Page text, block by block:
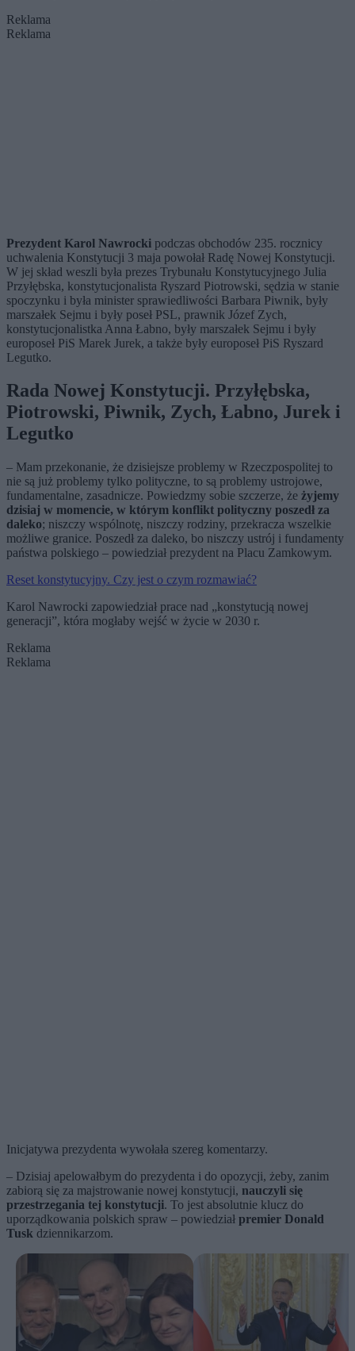
Reklama
Reklama
Prezydent Karol Nawrocki podczas obchodów 235. rocznicy
uchwalenia Konstytucji 3 maja powołał Radę Nowej Konstytucji.
W jej skład weszli była prezes Trybunału Konstytucyjnego Julia
Przyłębska, konstytucjonalista Ryszard Piotrowski, sędzia w stanie
spoczynku i była minister sprawiedliwości Barbara Piwnik, były
marszałek Sejmu i były poseł PSL, prawnik Józef Zych,
konstytucjonalistka Anna Łabno, były marszałek Sejmu i były
europoseł PiS Marek Jurek, a także były europoseł PiS Ryszard
Legutko.
Rada Nowej Konstytucji. Przyłębska,
Piotrowski, Piwnik, Zych, Łabno, Jurek i
Legutko
– Mam przekonanie, że dzisiejsze problemy w Rzeczpospolitej to
nie są już problemy tylko polityczne, to są problemy ustrojowe,
fundamentalne, zasadnicze. Powiedzmy sobie szczerze, że żyjemy
dzisiaj w momencie, w którym konflikt polityczny poszedł za
daleko; niszczy wspólnotę, niszczy rodziny, przekracza wszelkie
możliwe granice. Poszedł za daleko, bo niszczy ustrój i fundamenty
państwa polskiego – powiedział prezydent na Placu Zamkowym.
Reset konstytucyjny. Czy jest o czym rozmawiać?
Karol Nawrocki zapowiedział prace nad „konstytucją nowej
generacji”, która mogłaby wejść w życie w 2030 r.
Reklama
Reklama
Inicjatywa prezydenta wywołała szereg komentarzy.
– Dzisiaj apelowałbym do prezydenta i do opozycji, żeby, zanim
zabiorą się za majstrowanie nowej konstytucji, nauczyli się
przestrzegania tej konstytucji. To jest absolutnie klucz do
uporządkowania polskich spraw – powiedział premier Donald
Tusk dziennikarzom.